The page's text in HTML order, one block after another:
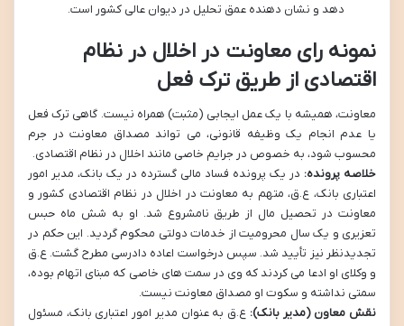
دهد و نشان دهنده عمق تحلیل در دیوان عالی کشور است.
نمونه رای معاونت در اخلال در نظام
اقتصادی از طریق ترک فعل
معاونت، همیشه با یک عمل ایجابی (مثبت) همراه نیست. گاهی ترک فعل
یا عدم انجام یک وظیفه قانونی، می تواند مصداق معاونت در جرم
محسوب شود، به خصوص در جرایم خاصی مانند اخلال در نظام اقتصادی.
خلاصه پرونده: در یک پرونده فساد مالی گسترده در یک بانک، مدیر امور
اعتباری بانک، ع.ق، متهم به معاونت در اخلال در نظام اقتصادی کشور و
معاونت در تحصیل مال از طریق نامشروع شد. او به شش ماه حبس
تعزیری و یک سال محرومیت از خدمات دولتی محکوم گردید. این حکم در
تجدیدنظر نیز تأیید شد. سپس درخواست اعاده دادرسی مطرح گشت. ع.ق
و وکلای او ادعا می کردند که وی در سمت های خاصی که مبنای اتهام بوده،
سمتی نداشته و سکوت او مصداق معاونت نیست.
نقش معاون (مدیر بانک): ع.ق به عنوان مدیر امور اعتباری بانک، مسئول